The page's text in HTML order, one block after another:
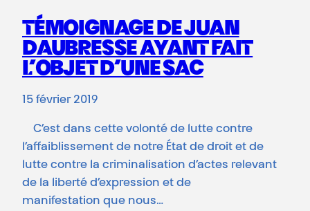
TÉMOIGNAGE DE JUAN
DAUBRESSE AYANT FAIT
L’OBJET D’UNE SAC
15 février 2019
C’est dans cette volonté de lutte contre
l’affaiblissement de notre État de droit et de
lutte contre la criminalisation d’actes relevant
de la liberté d’expression et de
manifestation que nous…